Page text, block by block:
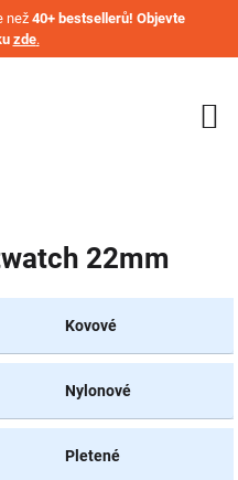
než 40+ bestsellerů! Objevte
zde.
22mm
Kovové
Nylonové
Pletené